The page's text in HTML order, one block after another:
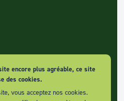
encore plus agréable, ce site
des cookies.
vous acceptez nos cookies.